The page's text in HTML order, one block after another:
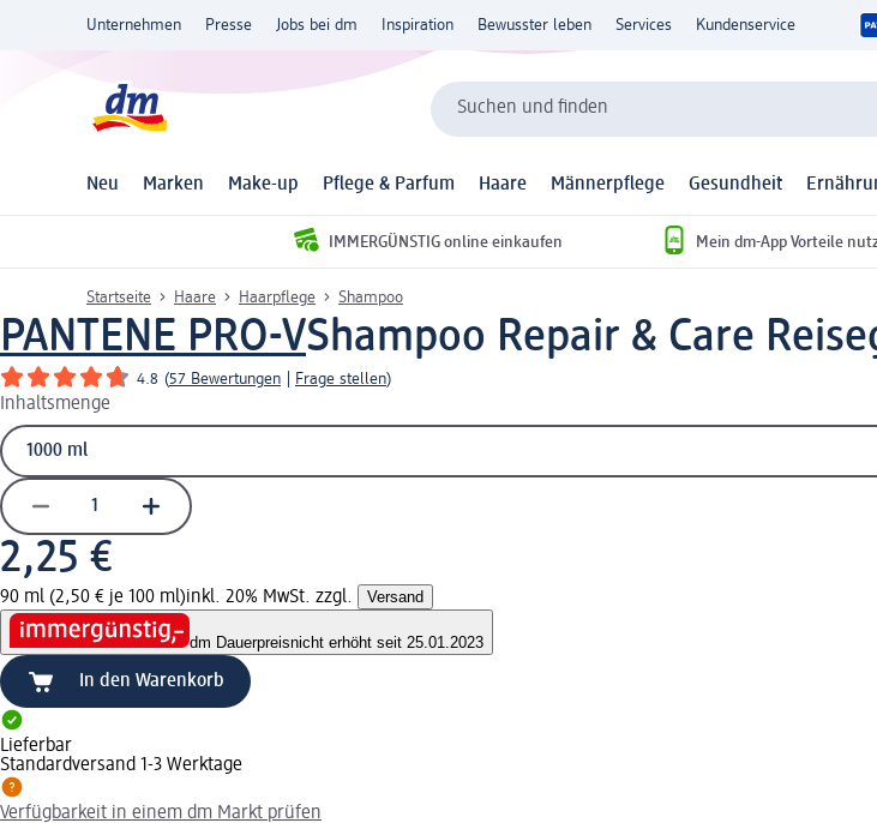
Unternehmen Presse Jobs bei dm Inspiration Bewusster leben Services Kundenservice
Suchen und finden
Neu Marken Make-up Pflege & Parfum Haare Männerpflege Gesundheit
IMMERGÜNSTIG online einkaufen Mein dm-App Vorteile
Startseite Haare Haarpflege Shampoo
PANTENE PRO-VShampoo Repair & Care
4.8 (57 Bewertungen Frage stellen)
Inhaltsmenge
2,25 €
90 ml (2,50 € je 100 ml)inkl. 20% MwSt. zzgl. Versand
dm Dauerpreisnicht erhöht seit 25.01.2023
In den Warenkorb
Lieferbar
Standardversand 1-3 Werktage
Verfügbarkeit in einem dm Markt prüfen